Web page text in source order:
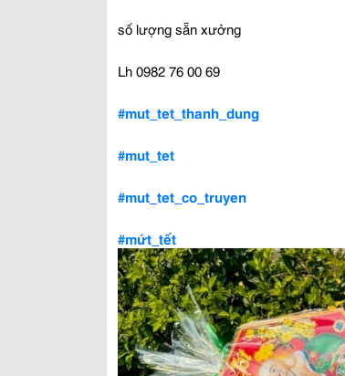
số lượng sẵn xưởng
Lh 0982 76 00 69
#mut_tet_thanh_dung
#mut_tet
#mut_tet_co_truyen
#mứt_tết